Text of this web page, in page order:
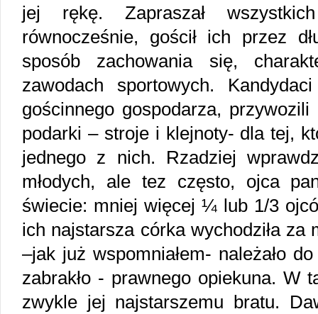
jej rękę. Zapraszał
równocześnie, gościł ich przez
sposób zachowania się,
zawodach sportowych.
gościnnego gospodarza,
podarki – stroje i klejnoty- dla tej,
jednego z nich. Rzadziej
młodych, ale tez często, ojca
świecie: mniej więcej ¼ lub 1/3
ich najstarsza córka wychodziła
–jak już wspomniałem- należało
zabrakło - prawnego opiekuna. W
zwykle jej najstarszemu bratu.